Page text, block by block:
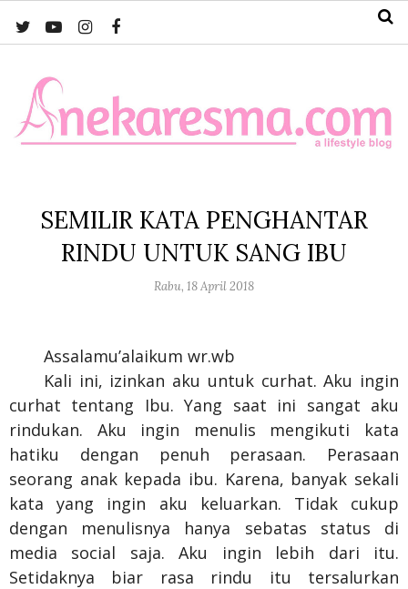
SEMILIR KATA PENGHANTAR
RINDU UNTUK SANG IBU
Rabu, 18 April 2018
Assalamu’alaikum wr.wb
Kali ini, izinkan aku untuk curhat. Aku ingin
curhat tentang Ibu. Yang saat ini sangat aku
rindukan. Aku ingin menulis mengikuti kata
hatiku dengan penuh perasaan. Perasaan
seorang anak kepada ibu. Karena, banyak sekali
kata yang ingin aku keluarkan. Tidak cukup
dengan menulisnya hanya sebatas status di
media social saja. Aku ingin lebih dari itu.
Setidaknya biar rasa rindu itu tersalurkan